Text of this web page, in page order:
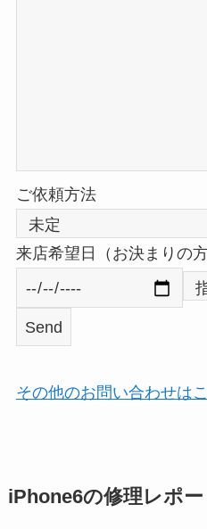
ご依頼方法
来店希望日（お決まりの方
その他のお問い合わせは
iPhone6の修理レポー